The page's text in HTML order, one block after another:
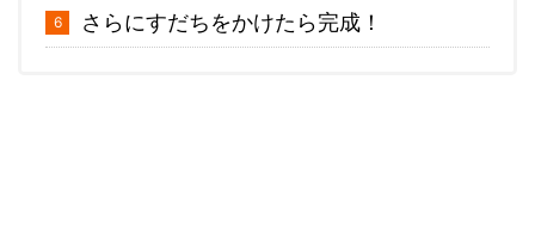
さらにすだちをかけたら完成！